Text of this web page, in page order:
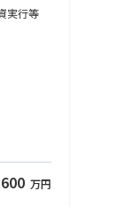
実行等
万円